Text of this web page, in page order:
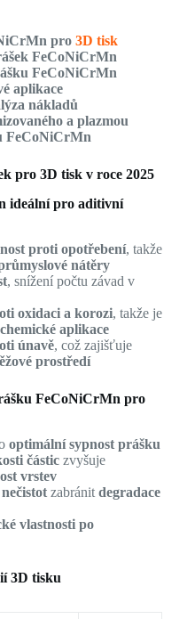
pro 3D tisk
FeCoNiCrMn
FeCoNiCrMn
aplikace
nákladů
a plazmou
FeCoNiCrMn
pro 3D tisk v roce 2025
ideální pro aditivní
proti opotřebení, takže
nátěry
, snížení počtu závad v
oxidaci a korozi, takže je
aplikace
únavě, což zajišťuje
prostředí
FeCoNiCrMn pro
optimální sypnost prášku
částiczvyšuje
vrstev
zabránit degradace
vlastnosti po
3D tisku